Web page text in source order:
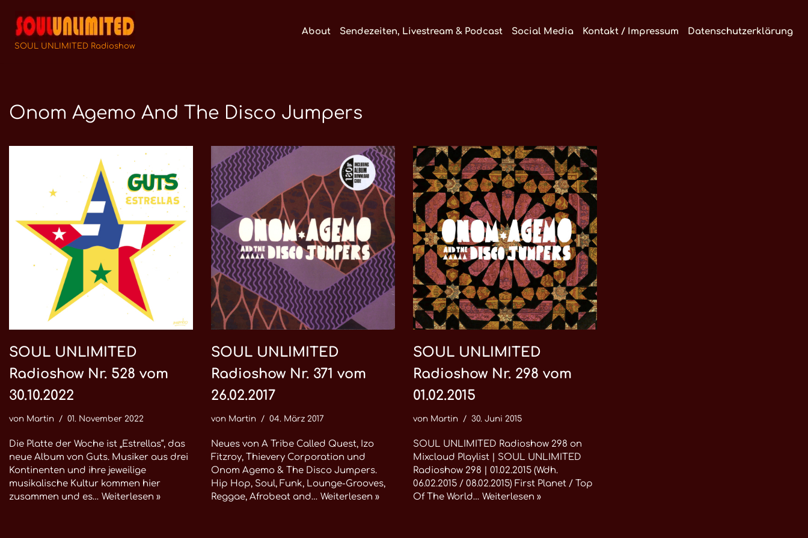
Zum
Inhalt
SOUL UNLIMITED Radioshow
About Sendezeiten, Livestream & Podcast Social Media Kontakt / Impressum Datenschutzerklärung
Onom Agemo And The Disco Jumpers
SOUL UNLIMITED
Radioshow Nr. 528 vom
30.10.2022
von Martin 01. November 2022
Die Platte der Woche ist „Estrellas“, das
neue Album von Guts. Musiker aus drei
Kontinenten und ihre jeweilige
musikalische Kultur kommen hier
zusammen und es… Weiterlesen »
SOUL UNLIMITED
Radioshow Nr. 371 vom
26.02.2017
von Martin 04. März 2017
Neues von A Tribe Called Quest, Izo
Fitzroy, Thievery Corporation und
Onom Agemo & The Disco Jumpers.
Hip Hop, Soul, Funk, Lounge-Grooves,
Reggae, Afrobeat and… Weiterlesen »
SOUL UNLIMITED
Radioshow Nr. 298 vom
01.02.2015
von Martin 30. Juni 2015
SOUL UNLIMITED Radioshow 298 on
Mixcloud Playlist | SOUL UNLIMITED
Radioshow 298 | 01.02.2015 (Wdh.
06.02.2015 / 08.02.2015) First Planet / Top
Of The World… Weiterlesen »